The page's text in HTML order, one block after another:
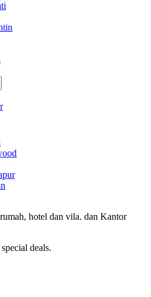
hotel dan vila. dan Kantor
deals.